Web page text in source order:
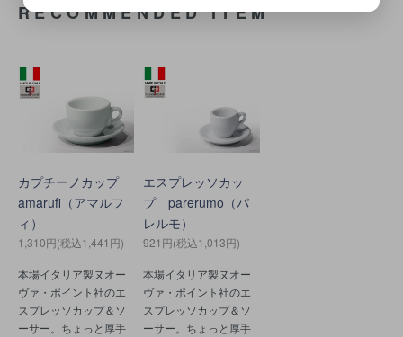
RECOMMENDED ITEM
カプチーノカップ
amarufi（アマルフ
ィ）
1,310円(税込1,441円)
本場イタリア製ヌオー
ヴァ・ポイント社のエ
スプレッソカップ＆ソ
ーサー。ちょっと厚手
エスプレッソカッ
プ parerumo（パ
レルモ）
921円(税込1,013円)
本場イタリア製ヌオー
ヴァ・ポイント社のエ
スプレッソカップ＆ソ
ーサー。ちょっと厚手